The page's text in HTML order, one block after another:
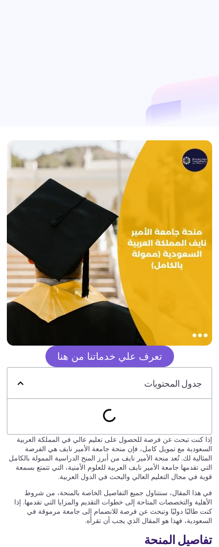
تعرف علي خدماتنا من هنا
جدول المحتويات
إذا كنت تبحث عن فرصة للحصول على تعليم عالي في المملكة العربية
السعودية مع تمويل كامل، فإن منحة جامعة الأمير نايف هي الفرصة
المثالية لك. تُعد منحة الأمير نايف من أبرز المنح الدراسية الممولة بالكامل
التي تقدمها جامعة الأمير نايف العربية للعلوم الأمنية، التي تتمتع بسمعة
قوية في مجال التعليم العالي والبحث في الدول العربية.
في هذا المقال، سنتناول جميع التفاصيل الخاصة بالمنحة، من شروط
الأهلية والتخصصات المتاحة إلى خطوات التقديم والمزايا التي تقدمها. إذا
كنت طالبًا دوليًا وتبحث عن فرصة للانضمام إلى جامعة مرموقة في
السعودية، فهذا هو المقال الذي يجب أن تقرأه.
تفاصيل المنحة